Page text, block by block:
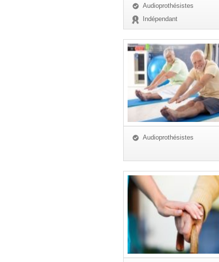
Audioprothésistes
Indépendant
Audioprothésistes